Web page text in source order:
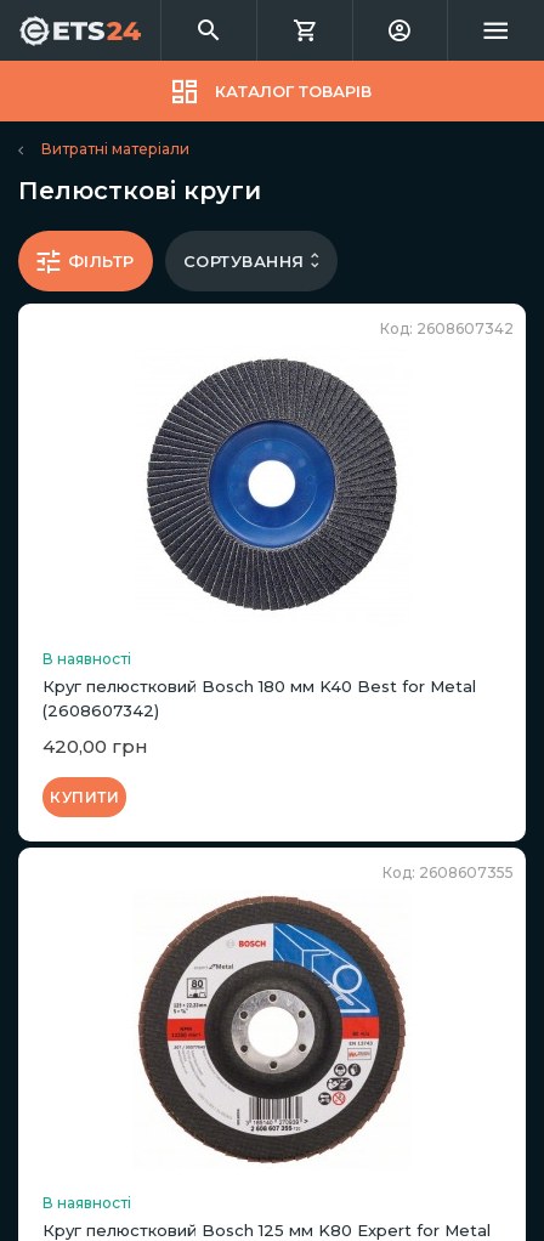
КАТАЛОГ ТОВАРІВ
Витратні матеріали
Пелюсткові круги
ФІЛЬТР СОРТУВАННЯ
Код: 2608607342
В наявності
Круг пелюстковий Bosch 180 мм K40 Best for Metal
(2608607342)
420,00 грн
КУПИТИ
Код: 2608607355
В наявності
Круг пелюстковий Bosch 125 мм K80 Expert for Metal